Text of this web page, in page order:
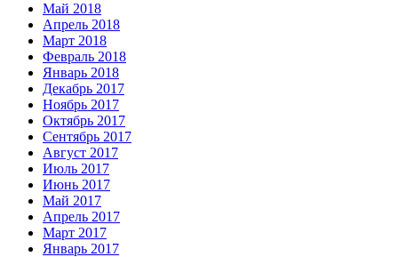
Май 2018
Апрель 2018
Март 2018
Февраль 2018
Январь 2018
Декабрь 2017
Ноябрь 2017
Октябрь 2017
Сентябрь 2017
Август 2017
Июль 2017
Июнь 2017
Май 2017
Апрель 2017
Март 2017
Январь 2017